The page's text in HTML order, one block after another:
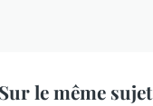
le même sujet